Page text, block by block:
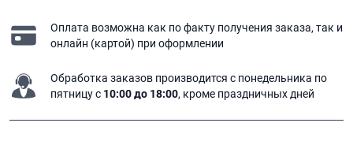
Оплата возможна как по факту получения заказа, так и
онлайн (картой) при оформлении
Обработка заказов производится с понедельника по
пятницу с 10:00 до 18:00, кроме праздничных дней